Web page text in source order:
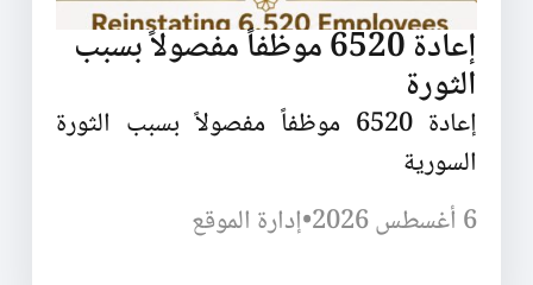
إعادة 6520 موظفاً مفصولاً بسبب
الثورة
إعادة 6520 موظفاً مفصولاً بسبب الثورة
السورية
6 أغسطس 2026
•إدارة الموقع